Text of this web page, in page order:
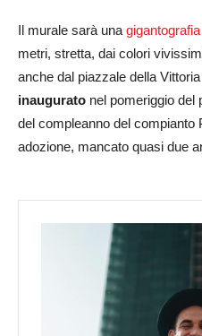
Il murale sarà una
metri, stretta, dai colori
anche dal piazzale della
inaugurato nel pomeriggio del
del compleanno del compianto
adozione, mancato quasi due